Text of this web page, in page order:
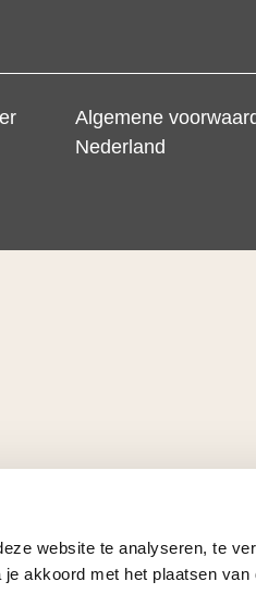
website te analyseren, te
akkoord met het plaatsen van
Algemene
Nederland